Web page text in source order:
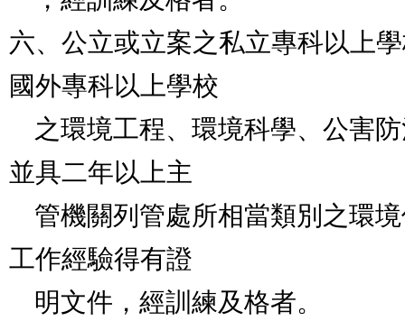
六、公立或立案之私立專科以上
國外專科以上學校
並具二年以上主
工作經驗得有證